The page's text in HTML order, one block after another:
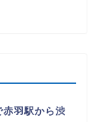
赤羽駅から渋